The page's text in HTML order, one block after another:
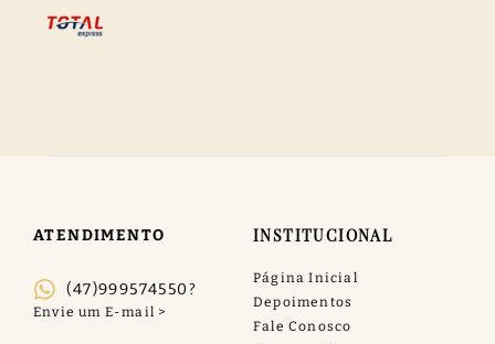
ATENDIMENTO
(47)999574550?
INSTITUCIONAL
Página Inicial
Depoimentos
Fale Conosco